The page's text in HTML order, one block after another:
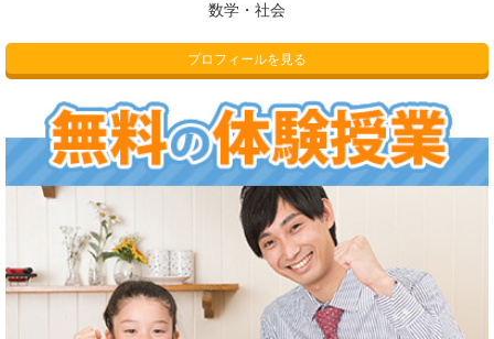
数学・社会
プロフィールを見る